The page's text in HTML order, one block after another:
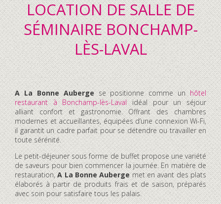
LOCATION DE SALLE DE
SÉMINAIRE BONCHAMP-
LÈS-LAVAL
A La Bonne Aubergese positionne comme unhôtel
restaurant à Bonchamp-lès-Lavalidéal pour un séjour
alliant confort et gastronomie. Offrant des chambres
modernes et accueillantes, équipées d’une connexion Wi-Fi,
il garantit un cadre parfait pour se détendre ou travailler en
toute sérénité.
Le petit-déjeuner sous forme de buffet propose une variété
de saveurs pour bien commencer la journée. En matière de
restauration,A La Bonne Aubergemet en avant des plats
élaborés à partir de produits frais et de saison, préparés
avec soin pour satisfaire tous les palais.